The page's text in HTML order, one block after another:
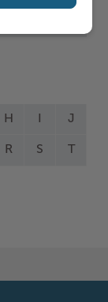
H J
R S